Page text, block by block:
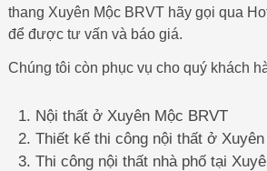
thang Xuyên Mộc BRVT hãy gọi qua
để được tư vấn và báo giá.
Chúng tôi còn phục vụ cho quý khách
Nội thất ở Xuyên Mộc BRVT
Thiết kế thi công nội thất ở
Thi công nội thất nhà phố tại